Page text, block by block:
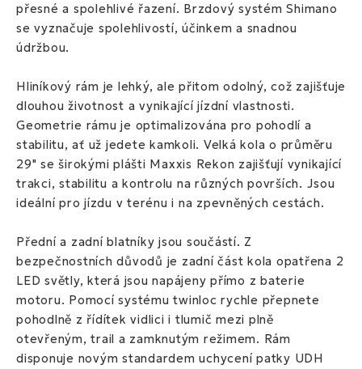
přesné a spolehlivé řazení. Brzdový systém Shimano
se vyznačuje spolehlivostí, účinkem a snadnou
údržbou.
Hliníkový rám je lehký, ale přitom odolný, což zajišťuje
dlouhou životnost a vynikající jízdní vlastnosti.
Geometrie rámu je optimalizována pro pohodlí a
stabilitu, ať už jedete kamkoli. Velká kola o průměru
29" se širokými plášti Maxxis Rekon zajišťují vynikající
trakci, stabilitu a kontrolu na různých površích. Jsou
ideální pro jízdu v terénu i na zpevněných cestách.
Přední a zadní blatníky jsou součástí. Z
bezpečnostních důvodů je zadní část kola opatřena 2
LED světly, která jsou napájeny přímo z baterie
motoru. Pomocí systému twinloc rychle přepnete
pohodlně z řídítek vidlici i tlumič mezi plně
otevřeným, trail a zamknutým režimem. Rám
disponuje novým standardem uchycení patky UDH